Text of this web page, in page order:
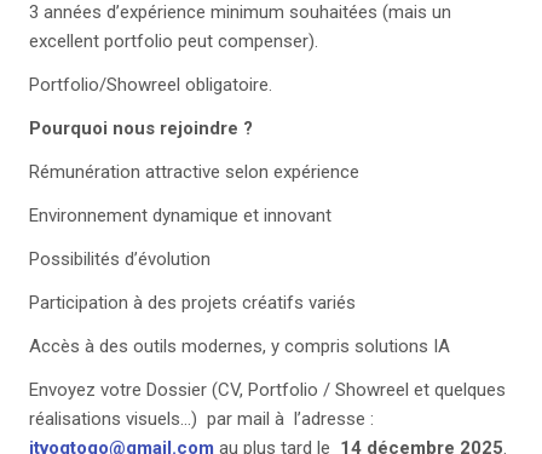
3 années d’expérience minimum souhaitées (mais un
excellent portfolio peut compenser).
Portfolio/Showreel obligatoire.
Pourquoi nous rejoindre ?
Rémunération attractive selon expérience
Environnement dynamique et innovant
Possibilités d’évolution
Participation à des projets créatifs variés
Accès à des outils modernes, y compris solutions IA
Envoyez votre Dossier (CV, Portfolio / Showreel et quelques
réalisations visuels…) par mail à l’adresse :
itvogtogo@gmail.com au plus tard le 14 décembre 2025.